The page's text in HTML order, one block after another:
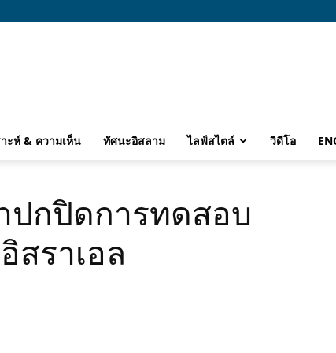
ะห์ & ความเห็น ทัศนะอิสลาม ไลฟ์สไตล์ วิดีโอ
ปกปิดการทดสอบ
สราเอล